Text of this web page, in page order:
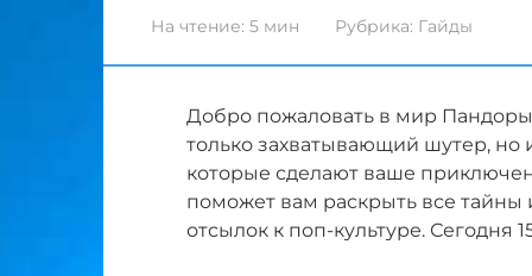
На чтение: 5 мин Рубрика: Гайды
Добро пожаловать в мир Пандоры
только захватывающий шутер, но
которые сделают ваше
поможет вам раскрыть все тайны
отсылок к поп-культуре. Сегодня